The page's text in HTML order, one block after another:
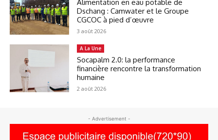
Alimentation en eau potable de
Dschang : Camwater et le Groupe
CGCOC à pied d’œuvre
3 août 2026
A La Une
Socapalm 2.0: la performance
financière rencontre la transformation
humaine
2 août 2026
- Advertisement -